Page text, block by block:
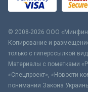
© 2008-2026 ООО
Копирование и
только с гиперссылкой
Материалы с пометками
«Спецпроект», «Новости
понимании Закона